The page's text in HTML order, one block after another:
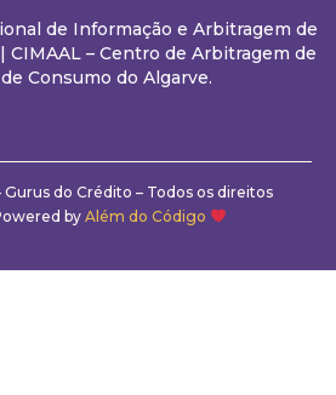
de Informação e Arbitragem de
| CIMAAL – Centro de Arbitragem de
Consumo do Algarve.
do Crédito – Todos os direitos
byAlém do Código